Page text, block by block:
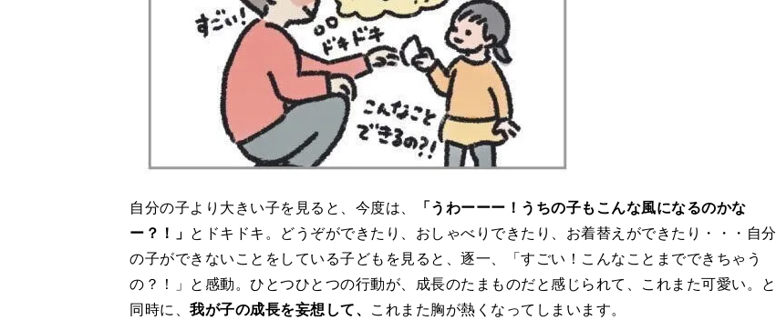
自分の子より大きい子を見ると、今度は、
「うわーーー！うちの子もこんな風になるのかな
ー？！」 とドキドキ。どうぞができたり、おしゃべりできたり、お着替えができたり・・・自分
の子ができないことをしている子どもを見ると、逐一、「すごい！こんなことまでできちゃう
の？！」と感動。ひとつひとつの行動が、成長のたまものだと感じられて、これまた可愛い。と
同時に、 我が子の成長を妄想して、 これまた胸が熱くなってしまいます。